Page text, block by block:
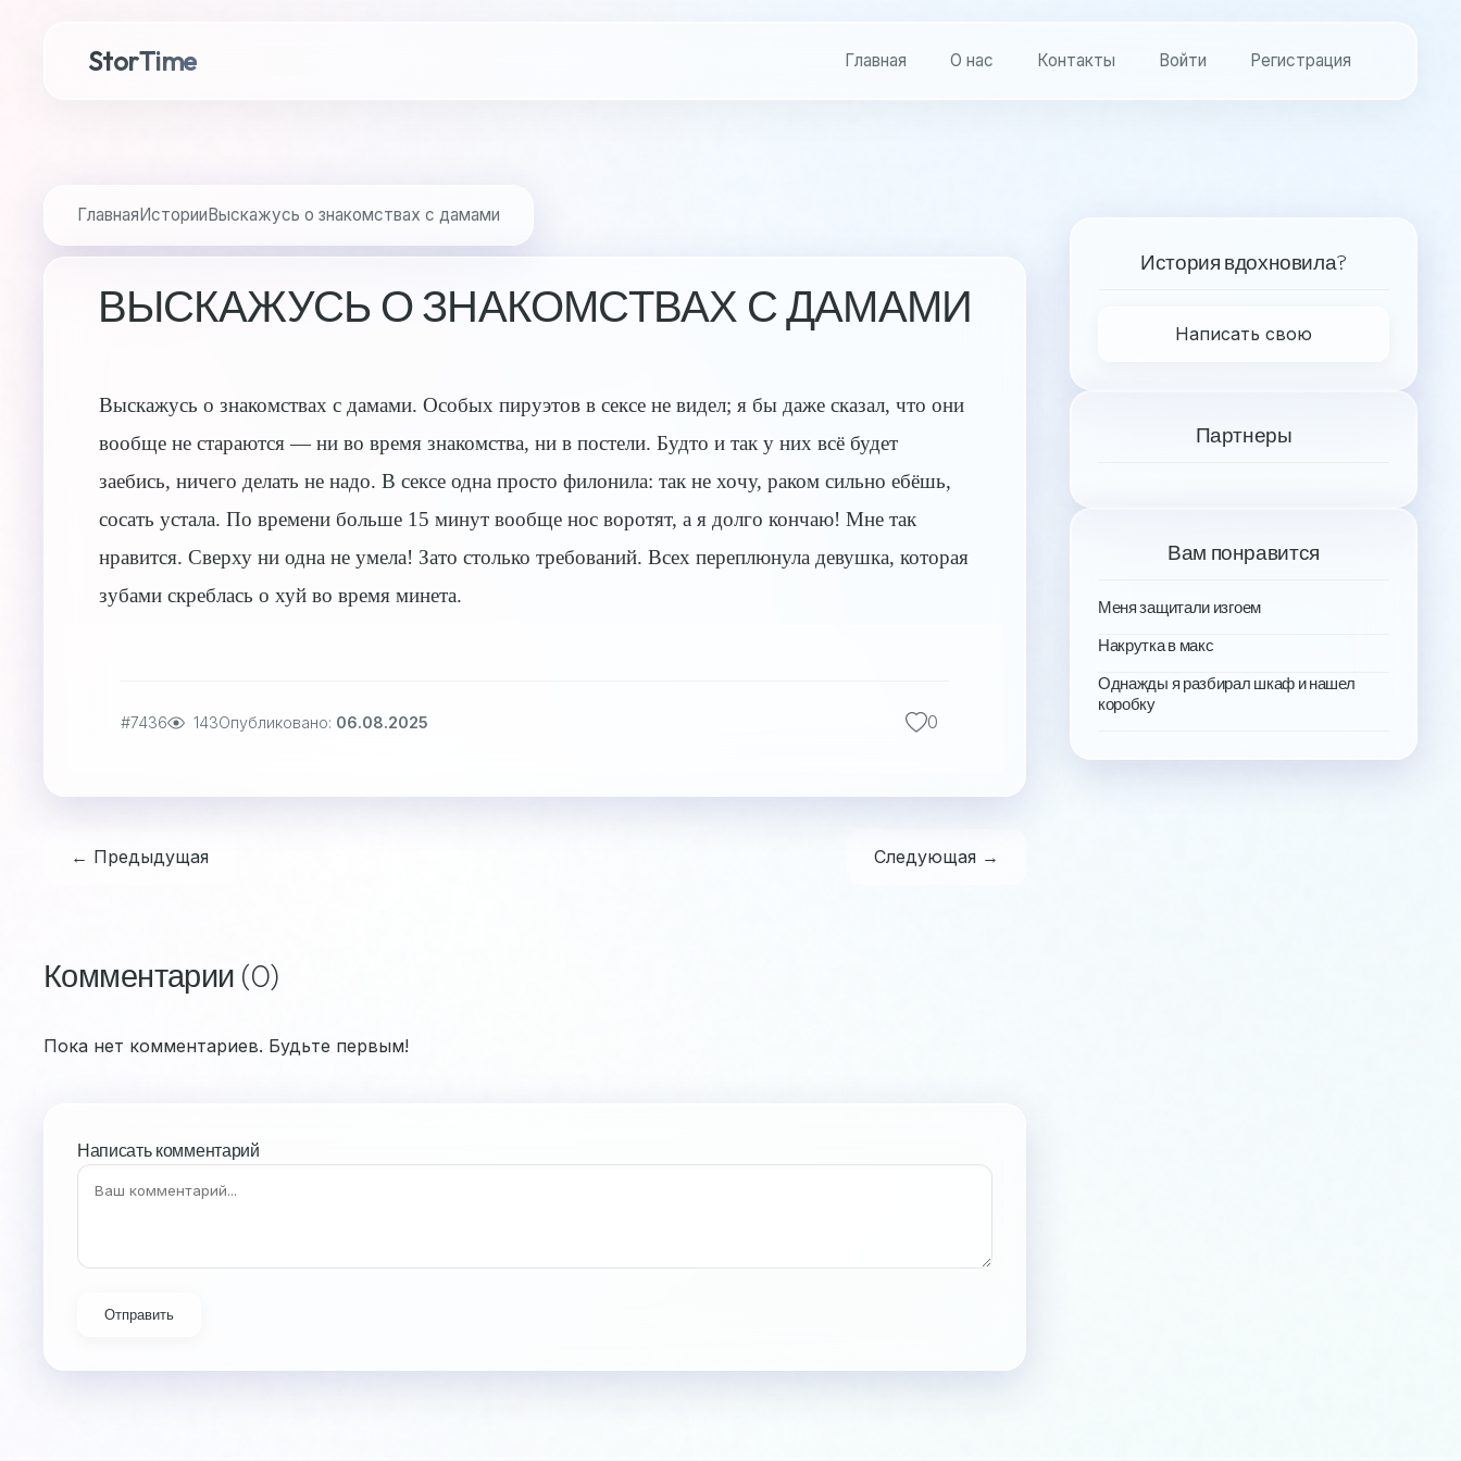
StorTime Главная О нас Контакты Войти Регистрация
ГлавнаяИсторииВыскажусь о знакомствах с дамами
ВЫСКАЖУСЬ О ЗНАКОМСТВАХ С ДАМАМИ
Выскажусь о знакомствах с дамами. Особых пируэтов в сексе не видел; я бы даже сказал, что они
вообще не стараются — ни во время знакомства, ни в постели. Будто и так у них всё будет
заебись, ничего делать не надо. В сексе одна просто филонила: так не хочу, раком сильно ебёшь,
сосать устала. По времени больше 15 минут вообще нос воротят, а я долго кончаю! Мне так
нравится. Сверху ни одна не умела! Зато столько требований. Всех переплюнула девушка, которая
зубами скреблась о хуй во время минета.
#7436 143Опубликовано: 06.08.2025 0
← Предыдущая Следующая →
Комментарии (0)
Пока нет комментариев. Будьте первым!
Написать комментарий
Отправить
История вдохновила?
Написать свою
Партнеры
Вам понравится
Меня защитали изгоем
Накрутка в макс
Однажды я разбирал шкаф и нашел
коробку